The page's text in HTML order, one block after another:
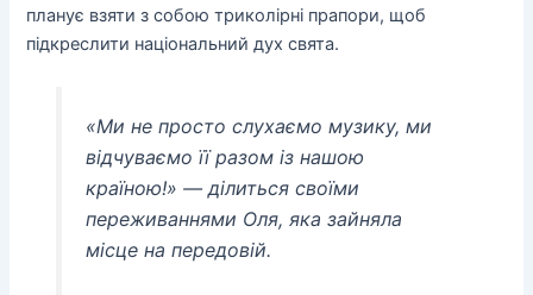
планує взяти з собою триколірні прапори, щоб
підкреслити національний дух свята.
«Ми не просто слухаємо музику, ми
відчуваємо її разом із нашою
країною!» — ділиться своїми
переживаннями Оля, яка зайняла
місце на передовій.